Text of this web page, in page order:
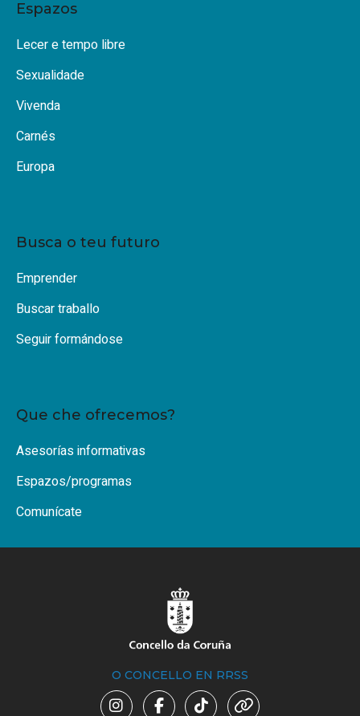
Espazos
Lecer e tempo libre
Sexualidade
Vivenda
Carnés
Europa
Busca o teu futuro
Emprender
Buscar traballo
Seguir formándose
Que che ofrecemos?
Asesorías informativas
Espazos/programas
Comunícate
O CONCELLO EN RRSS